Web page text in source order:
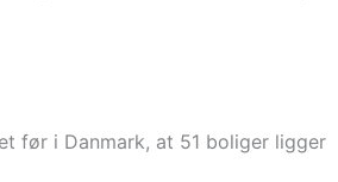
før i Danmark, at 51 boliger ligger